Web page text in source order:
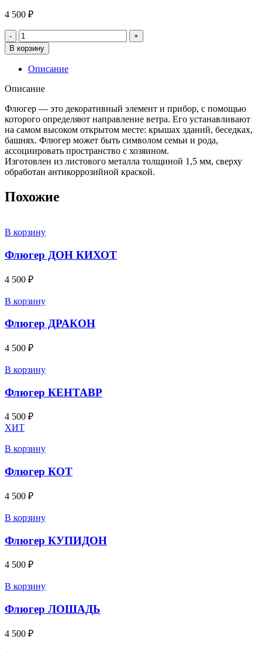
4 500 ₽
Количество
товара
Флюгер
КОРАБЛЬ
В корзину
Описание
Описание
Флюгер — это декоративный элемент и прибор, с помощью
которого определяют направление ветра. Его устанавливают
на самом высоком открытом месте: крышах зданий, беседках,
башнях. Флюгер может быть символом семьи и рода,
ассоциировать пространство с хозяином.
Изготовлен из листового металла толщиной 1,5 мм, сверху
обработан антикоррозийной краской.
Похожие
В корзину
Флюгер ДОН КИХОТ
4 500 ₽
В корзину
Флюгер ДРАКОН
4 500 ₽
В корзину
Флюгер КЕНТАВР
4 500 ₽
ХИТ
В корзину
Флюгер КОТ
4 500 ₽
В корзину
Флюгер КУПИДОН
4 500 ₽
В корзину
Флюгер ЛОШАДЬ
4 500 ₽